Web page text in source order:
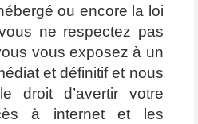
ou encore la loi
ne respectez pas
vous exposez à un
et définitif et nous
droit d’avertir votre
à internet et les